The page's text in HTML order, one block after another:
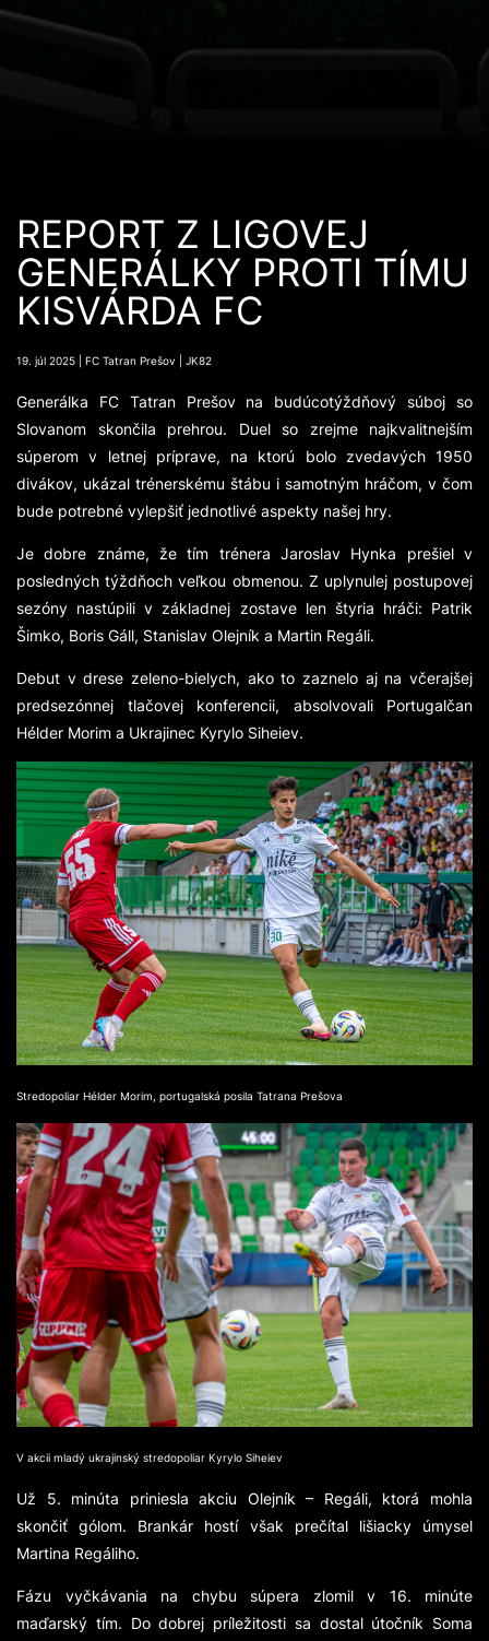
REPORT Z LIGOVEJ
GENERÁLKY PROTI TÍMU
KISVÁRDA FC
19. júl 2025 | FC Tatran Prešov | JK82
Generálka FC Tatran Prešov na budúcotýždňový súboj so
Slovanom skončila prehrou. Duel so zrejme najkvalitnejším
súperom v letnej príprave, na ktorú bolo zvedavých 1950
divákov, ukázal trénerskému štábu i samotným hráčom, v čom
bude potrebné vylepšiť jednotlivé aspekty našej hry.
Je dobre známe, že tím trénera Jaroslav Hynka prešiel v
posledných týždňoch veľkou obmenou. Z uplynulej postupovej
sezóny nastúpili v základnej zostave len štyria hráči: Patrik
Šimko, Boris Gáll, Stanislav Olejník a Martin Regáli.
Debut v drese zeleno-bielych, ako to zaznelo aj na včerajšej
predsezónnej tlačovej konferencii, absolvovali Portugalčan
Hélder Morim a Ukrajinec Kyrylo Siheiev.
Stredopoliar Hélder Morim, portugalská posila Tatrana Prešova
V akcii mladý ukrajinský stredopoliar Kyrylo Siheiev
Už 5. minúta priniesla akciu Olejník – Regáli, ktorá mohla
skončiť gólom. Brankár hostí však prečítal lišiacky úmysel
Martina Regáliho.
Fázu vyčkávania na chybu súpera zlomil v 16. minúte
maďarský tím. Do dobrej príležitosti sa dostal útočník Soma